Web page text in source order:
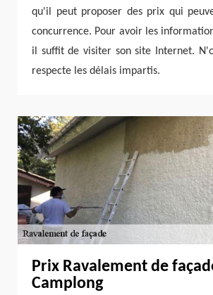
qu'il peut proposer des prix qui
concurrence. Pour avoir les
il suffit de visiter son site Internet.
respecte les délais impartis.
Prix Ravalement de
Camplong